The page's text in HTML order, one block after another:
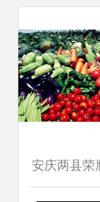
安庆两县荣